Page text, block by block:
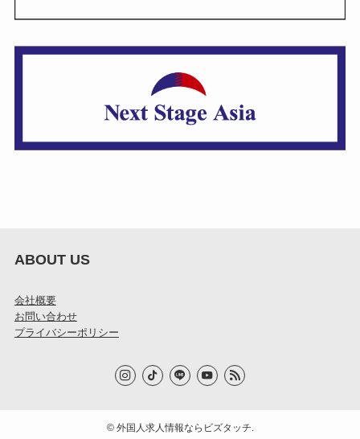
ABOUT US
会社概要
お問い合わせ
プライバシーポリシー
©外国人求人情報ならビズタッチ.